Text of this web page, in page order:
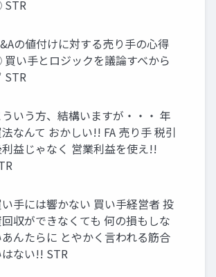
の値付けに対する売り手の心得
い手とロジックを議論すべから
STR
ういう方、結構いますが・・・ 年
法なんて おかしい!! FA 売り手 税引
益じゃなく 営業利益を使え!!
い手には響かない 買い手経営者 投
収ができなくても 何の損もしな
あんたらに とやかく言われる筋合
はない!! STR